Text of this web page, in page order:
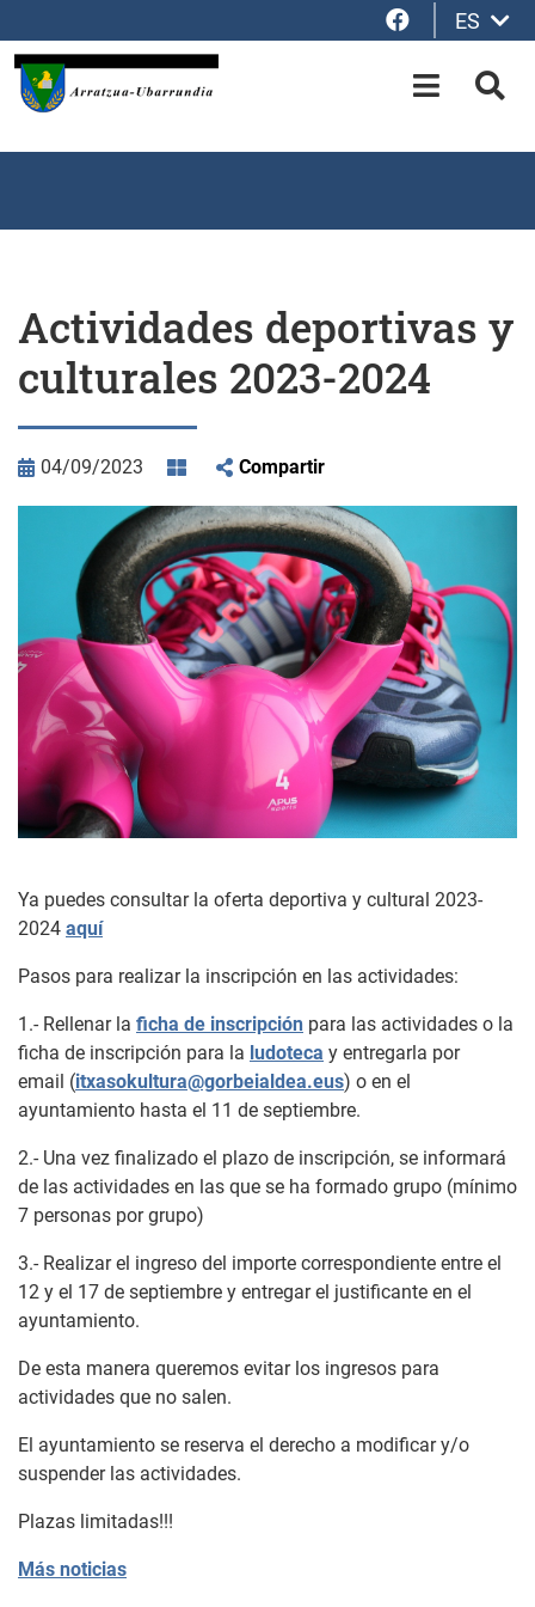
Facebook
ES
OPEN-
Actividades deportivas y
culturales 2023-2024
04/09/2023 Compartir
Ya puedes consultar la oferta deportiva y cultural 2023-
2024 aquí
Pasos para realizar la inscripción en las actividades:
1.- Rellenar la ficha de inscripción para las actividades o la
ficha de inscripción para la ludoteca y entregarla por
email (itxasokultura@gorbeialdea.eus) o en el
ayuntamiento hasta el 11 de septiembre.
2.- Una vez finalizado el plazo de inscripción, se informará
de las actividades en las que se ha formado grupo (mínimo
7 personas por grupo)
3.- Realizar el ingreso del importe correspondiente entre el
12 y el 17 de septiembre y entregar el justificante en el
ayuntamiento.
De esta manera queremos evitar los ingresos para
actividades que no salen.
El ayuntamiento se reserva el derecho a modificar y/o
suspender las actividades.
Plazas limitadas!!!
Más noticias